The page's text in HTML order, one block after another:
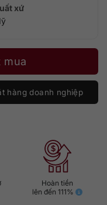
xứ
mua
hàng doanh nghiệp
Hoàn tiền
lên đến 111%